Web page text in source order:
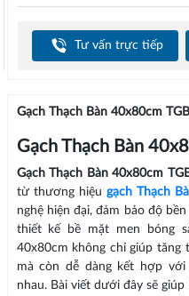
Tư vấn trực tiếp
Gạch Thạch Bàn 40x80cm
Gạch Thạch Bàn
Gạch Thạch Bàn 40x80cm
từ thương hiệu gạch Thạch
nghệ hiện đại, đảm bảo độ
thiết kế bề mặt men bóng
40x80cm không chỉ giúp tăng
mà còn dễ dàng kết hợp với
nhau. Bài viết dưới đây sẽ